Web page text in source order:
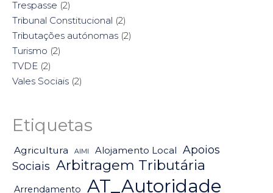
Trespasse (2)
Tribunal Constitucional (2)
Tributações autónomas (2)
Turismo (2)
TVDE (2)
Vales Sociais (2)
Etiquetas
Agricultura AIMI Alojamento Local
Apoios
Sociais Arbitragem Tributária
Arrendamento AT_Autoridade